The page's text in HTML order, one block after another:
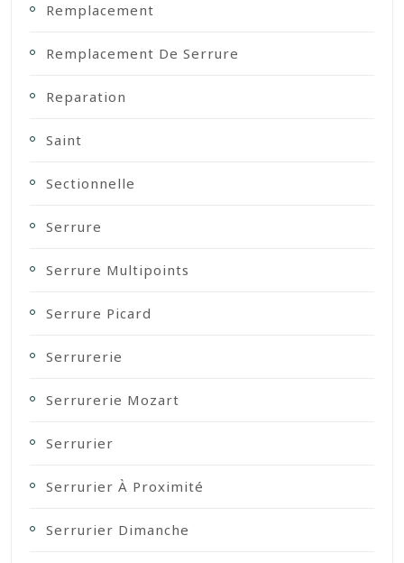
Remplacement
Remplacement De Serrure
Reparation
Saint
Sectionnelle
Serrure
Serrure Multipoints
Serrure Picard
Serrurerie
Serrurerie Mozart
Serrurier
Serrurier À Proximité
Serrurier Dimanche